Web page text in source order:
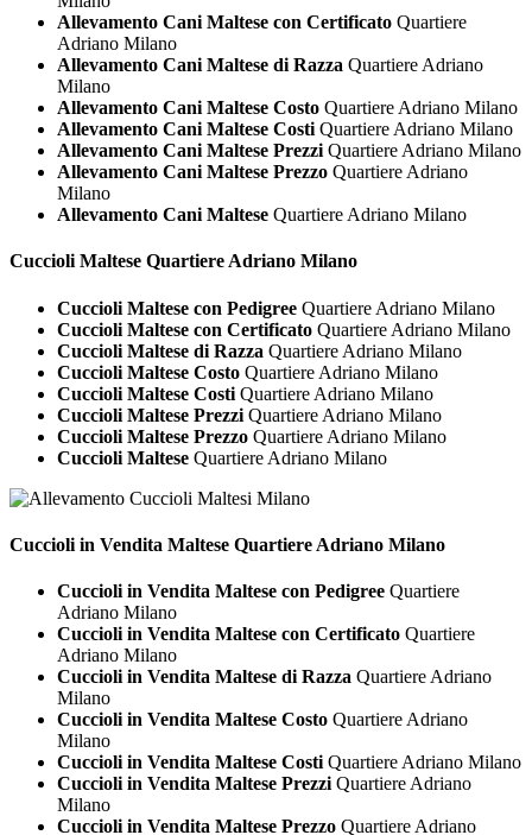
Allevamento Cani Maltese con Certificato Quartiere
Adriano Milano
Allevamento Cani Maltese di Razza Quartiere Adriano
Milano
Allevamento Cani Maltese Costo Quartiere Adriano Milano
Allevamento Cani Maltese Costi Quartiere Adriano Milano
Allevamento Cani Maltese Prezzi Quartiere Adriano Milano
Allevamento Cani Maltese Prezzo Quartiere Adriano
Milano
Allevamento Cani Maltese Quartiere Adriano Milano
Cuccioli Maltese Quartiere Adriano Milano
Cuccioli Maltese con Pedigree Quartiere Adriano Milano
Cuccioli Maltese con Certificato Quartiere Adriano Milano
Cuccioli Maltese di Razza Quartiere Adriano Milano
Cuccioli Maltese Costo Quartiere Adriano Milano
Cuccioli Maltese Costi Quartiere Adriano Milano
Cuccioli Maltese Prezzi Quartiere Adriano Milano
Cuccioli Maltese Prezzo Quartiere Adriano Milano
Cuccioli Maltese Quartiere Adriano Milano
Cuccioli in Vendita Maltese Quartiere Adriano Milano
Cuccioli in Vendita Maltese con Pedigree Quartiere
Adriano Milano
Cuccioli in Vendita Maltese con Certificato Quartiere
Adriano Milano
Cuccioli in Vendita Maltese di Razza Quartiere Adriano
Milano
Cuccioli in Vendita Maltese Costo Quartiere Adriano
Milano
Cuccioli in Vendita Maltese Costi Quartiere Adriano Milano
Cuccioli in Vendita Maltese Prezzi Quartiere Adriano
Milano
Cuccioli in Vendita Maltese Prezzo Quartiere Adriano